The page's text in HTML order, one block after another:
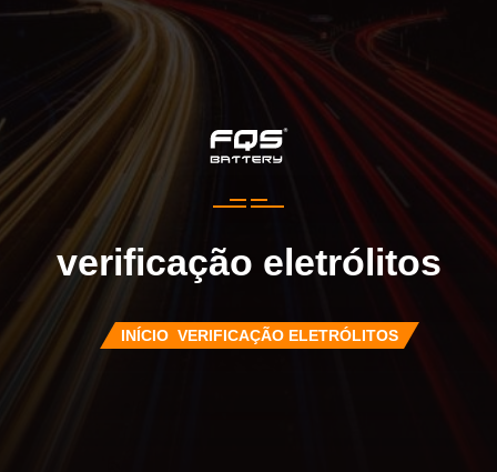
verificação eletrólitos
INÍCIO VERIFICAÇÃO ELETRÓLITOS